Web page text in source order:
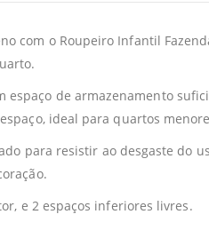
o Roupeiro Infantil
de armazenamento
ideal para quartos
para resistir ao desgaste do
e 2 espaços inferiores livres.